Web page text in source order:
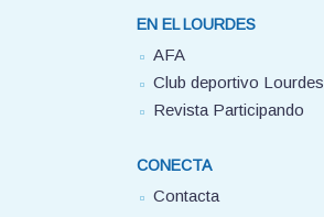
EN EL LOURDES
AFA
Club deportivo Lourdes
Revista Participando
CONECTA
Contacta